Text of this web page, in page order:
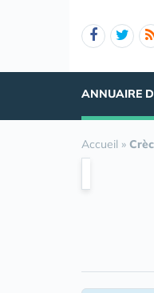
ANNUAIRE
Accueil »